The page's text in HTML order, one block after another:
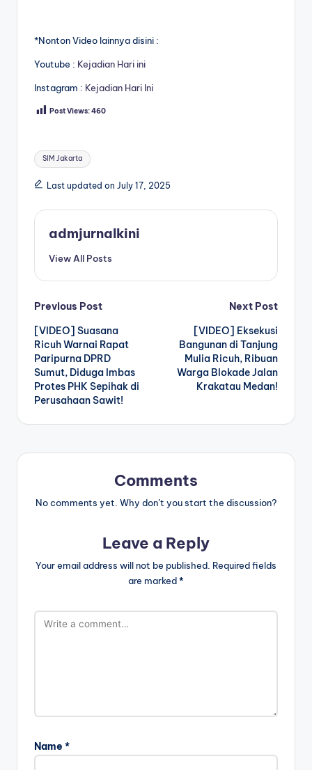
*Nonton Video lainnya disini :
Youtube : Kejadian Hari ini
Instagram : Kejadian Hari Ini
Post Views:460
Tags:
SIM Jakarta
Last updated on July 17, 2025
admjurnalkini
View All Posts
Post
navigation
Previous Post
[VIDEO] Suasana
Ricuh Warnai Rapat
Paripurna DPRD
Sumut, Diduga Imbas
Protes PHK Sepihak di
Perusahaan Sawit!
Next Post
[VIDEO] Eksekusi
Bangunan di Tanjung
Mulia Ricuh, Ribuan
Warga Blokade Jalan
Krakatau Medan!
Comments
No comments yet. Why don’t you start the discussion?
Leave a Reply
Your email address will not be published. Required fields
are marked*
Name *